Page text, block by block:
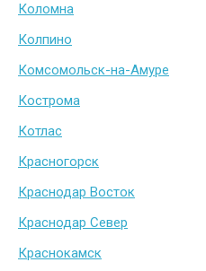
Коломна
Колпино
Комсомольск-на-Амуре
Кострома
Котлас
Красногорск
Краснодар Восток
Краснодар Север
Краснокамск